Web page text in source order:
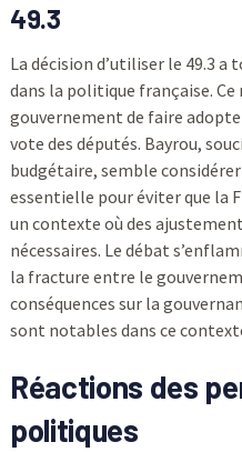
49.3
La décision d’utiliser le 49.3
dans la politique française.
gouvernement de faire
vote des députés. Bayrou,
budgétaire, semble
essentielle pour éviter que la
un contexte où des
nécessaires. Le débat
la fracture entre le
conséquences sur la
sont notables dans ce
Réactions des
politiques